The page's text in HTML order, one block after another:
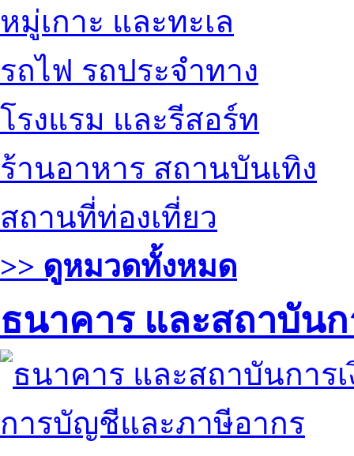
หมู่เกาะ และทะเล
รถไฟ รถประจำทาง
โรงแรม และรีสอร์ท
ร้านอาหาร สถานบันเทิง
สถานที่ท่องเที่ยว
>> ดูหมวดทั้งหมด
ธนาคาร และสถาบันก
การบัญชีและภาษีอากร